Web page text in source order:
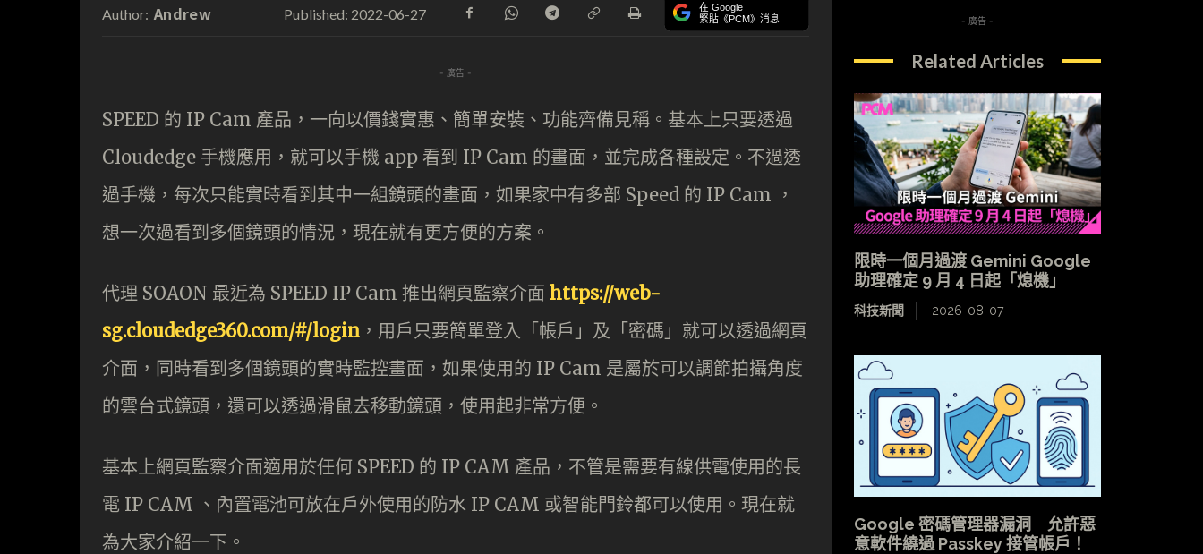
Author: Andrew Published: 2022-06-27 在 Google
緊貼《PCM》消息
- 廣告 -
SPEED 的 IP Cam 產品，一向以價錢實惠、簡單安裝、功能齊備見稱。基本上只要透過
Cloudedge 手機應用，就可以手機 app 看到 IP Cam 的畫面，並完成各種設定。不過透
過手機，每次只能實時看到其中一組鏡頭的畫面，如果家中有多部 Speed 的 IP Cam ，
想一次過看到多個鏡頭的情況，現在就有更方便的方案。
代理 SOAON 最近為 SPEED IP Cam 推出網頁監察介面 https://web-
sg.cloudedge360.com/#/login ，用戶只要簡單登入「帳戶」及「密碼」就可以透過網頁
介面，同時看到多個鏡頭的實時監控畫面，如果使用的 IP Cam 是屬於可以調節拍攝角度
的雲台式鏡頭，還可以透過滑鼠去移動鏡頭，使用起非常方便。
基本上網頁監察介面適用於任何 SPEED 的 IP CAM 產品，不管是需要有線供電使用的長
電 IP CAM 、內置電池可放在戶外使用的防水 IP CAM 或智能門鈴都可以使用。現在就
為大家介紹一下。
- 廣告 -
Related Articles
限時一個月過渡 Gemini Google
助理確定 9 月 4 日起「熄機」
科技新聞 2026-08-07
Google 密碼管理器漏洞 允許惡
意軟件繞過 Passkey 接管帳戶！